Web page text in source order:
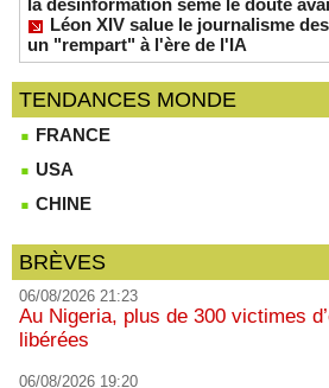
Léon XIV salue le journalisme
un "rempart" à l'ère de l'IA
TENDANCES MONDE
FRANCE
USA
CHINE
BRÈVES
06/08/2026 21:23
Au Nigeria, plus de 300 victimes
libérées
06/08/2026 19:20